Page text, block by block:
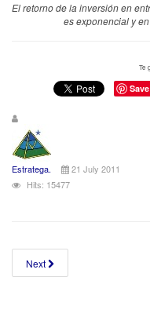
El retorno de la inversión en
es exponencial y
Te
Save
Estratega.
21 July 2011
Hits: 15477
Next